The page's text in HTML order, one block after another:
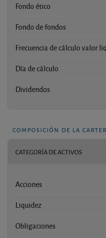
Fondo ético
Fondo de fondos
Frecuencia de cálculo valor
Día de cálculo
Dividendos
composición de la
CATEGORÍA DE ACTIVOS
Acciones
Liquidez
Obligaciones